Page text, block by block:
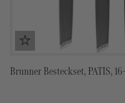
Brunner Besteckset, PATIS,